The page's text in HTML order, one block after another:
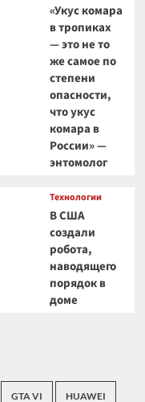
«Укус комара
в тропиках
— это не то
же самое по
степени
опасности,
что укус
комара в
России» —
энтомолог
Технологии
В США
создали
робота,
наводящего
порядок в
доме
GTA VI HUAWEI